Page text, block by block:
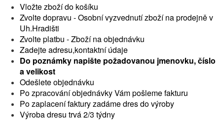
Vložte zboží do košíku
Zvolte dopravu - Osobní vyzvednutí zboží na prodejně v
Uh.Hradišti
Zvolte platbu - Zboží na objednávku
Zadejte adresu,kontaktní údaje
Do poznámky napište požadovanou jmenovku, číslo
a velikost
Odešlete objednávku
Po zpracování objednávky Vám pošleme fakturu
Po zaplacení faktury zadáme dres do výroby
Výroba dresu trvá 2/3 týdny